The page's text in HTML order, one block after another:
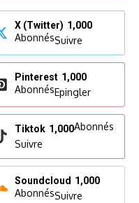
X (Twitter) 1,000
AbonnésSuivre
Pinterest 1,000
AbonnésEpingler
Tiktok 1,000Abonnés
Suivre
Soundcloud 1,000
AbonnésSuivre